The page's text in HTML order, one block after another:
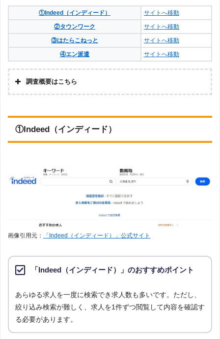
①Indeed（インディード）
サイトへ移動
②タウンワーク
サイトへ移動
③はたらこねっと
サイトへ移動
④エン派遣
サイトへ移動
調査概要はこちら
対象
つい
人に対応」の条件を満たす求人サイト5件を調査してます。（※ただし
た求
人に
上記で調査対象とした求人サイトで公開されている求人のうち、「日払
い可能な派遣求人（紹介予定派遣を含む）」の求人数を集計しました。
調査
2023年1月
①Indeed（インディード）
画像引用元： 「Indeed（インディード）」公式サイト
「Indeed（インディード）」のおすすめポイント
あらゆる求人を一度に検索でき求人数も多いです。ただし、
絞り込み検索が難しく、求人を1件ずつ閲覧して内容を確認す
る必要があります。